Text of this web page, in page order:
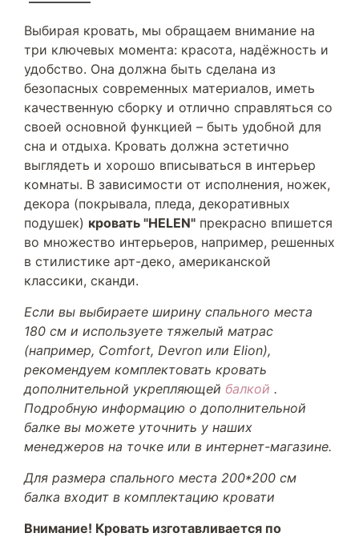
Выбирая кровать, мы обращаем внимание на
три ключевых момента: красота, надёжность и
удобство. Она должна быть сделана из
безопасных современных материалов, иметь
качественную сборку и отлично справляться со
своей основной функцией – быть удобной для
сна и отдыха. Кровать должна эстетично
выглядеть и хорошо вписываться в интерьер
комнаты. В зависимости от исполнения, ножек,
декора (покрывала, пледа, декоративных
подушек) кровать "HELEN" прекрасно впишется
во множество интерьеров, например, решенных
в стилистике арт-деко, американской
классики, сканди.
Если вы выбираете ширину спального места
180 см и используете тяжелый матрас
(например, Comfort, Devron или Elion),
рекомендуем комплектовать кровать
дополнительной укрепляющей балкой .
Подробную информацию о дополнительной
балке вы можете уточнить у наших
менеджеров на точке или в интернет-магазине.
Для размера спального места 200*200 см
балка входит в комплектацию кровати
Внимание! Кровать изготавливается по